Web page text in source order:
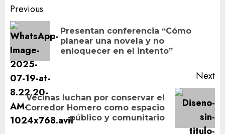
Post
navigation
Previous
Presentan conferencia “Cómo
planear una novela y no
enloquecer en el intento”
Next
Next
post:
Vecinas luchan por conservar el
Corredor Homero como espacio
público y comunitario